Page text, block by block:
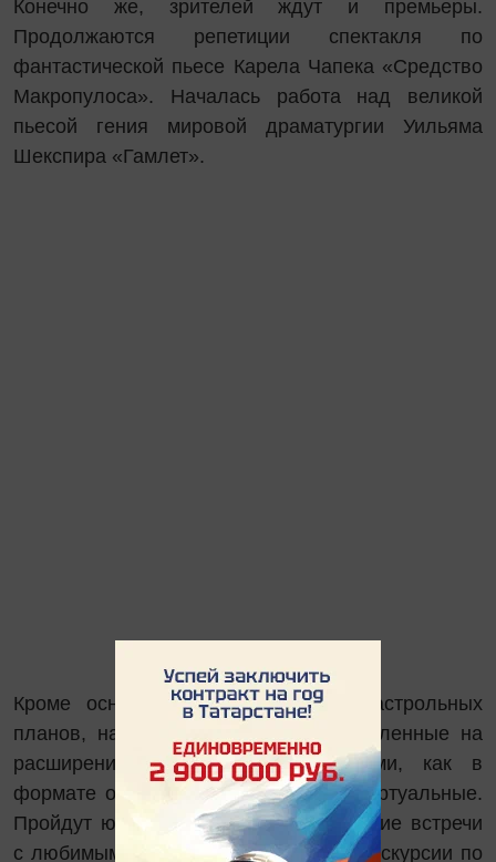
Конечно же, зрителей ждут и премьеры.
Продолжаются репетиции спектакля по
фантастической пьесе Карела Чапека «Средство
Макропулоса». Началась работа над великой
пьесой гения мировой драматургии Уильяма
Шекспира «Гамлет».
Кроме основных репертуарных и гастрольных
планов, намечаются проекты, направленные на
расширение контактов со зрителями, как в
формате открытого диалога, так и виртуальные.
Пройдут юбилейные вечера, творческие встречи
с любимыми артистами, выставки и экскурсии по